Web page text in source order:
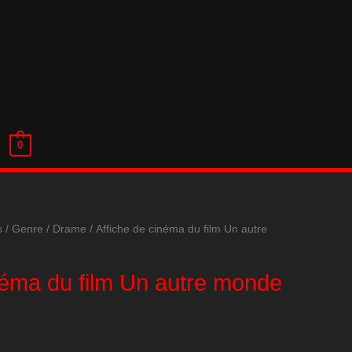
0
/ Genre / Drame / Affiche de cinéma du film Un autre
du film Un autre monde